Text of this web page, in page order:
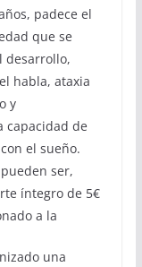
padece el
que se
desarrollo,
habla, ataxia
y
capacidad de
el sueño.
ser,
íntegro de 5€
a la
una